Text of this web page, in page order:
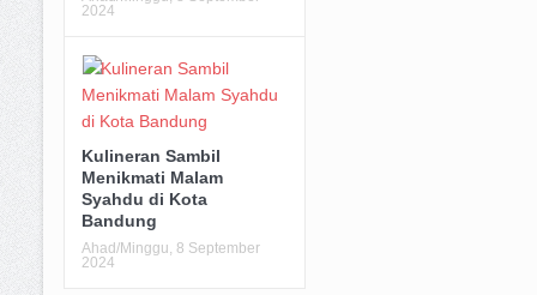
2024
Kulineran Sambil
Menikmati Malam
Syahdu di Kota
Bandung
Ahad/Minggu, 8 September
2024